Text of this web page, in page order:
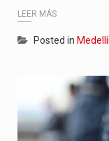
LEER MÁS
Posted in